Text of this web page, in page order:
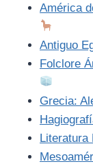
América
Antiguo
Folclore
Grecia:
Literatura